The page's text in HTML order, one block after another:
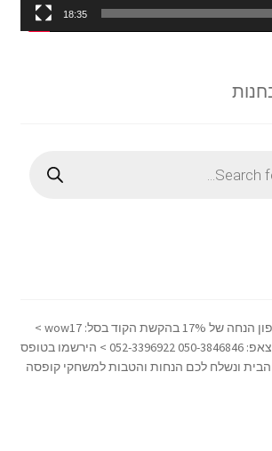
18:35
> עקב המצב קבלו קופון הנחה של 17% בהקשת הקוד בסל: wow17 >
הזמנות גם בטלפון/ווצאפ: 050-3846846 052-3396922 > הירשמו בטופס
ונשלח לכם הנחות והטבות למשחקי קופסה